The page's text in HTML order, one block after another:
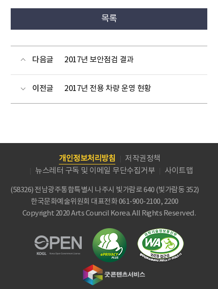
목록
다음글 2017년 보안점검 결과
이전글 2017년 전용 차량 운영 현황
개인정보처리방침
저작권정책
뉴스레터 구독 및 이메일 무단수집거부
사이트맵
(58326) 전남광주통합특별시 나주시 빛가람로 640 (빛가람동 352)
한국문화예술위원회 대표전화 061-900-2100, 2200
Copyright 2020 Arts Council Korea. All Rights Reserved.